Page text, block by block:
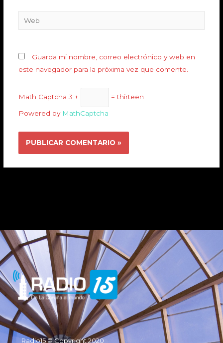
Guarda mi nombre, correo electrónico y web en
este navegador para la próxima vez que comente.
Math Captcha 3 + = thirteen
Powered by MathCaptcha
Radio15 © Copyright 2020